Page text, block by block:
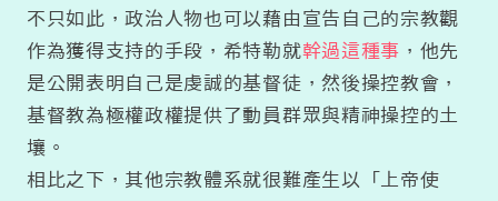
不只如此，政治人物也可以藉由宣告自己的宗教觀
作為獲得支持的手段，希特勒就幹過這種事 ，他先
是公開表明自己是虔誠的基督徒，然後操控教會，
基督教為極權政權提供了動員群眾與精神操控的土
壤。
相比之下，其他宗教體系就很難產生以「上帝使